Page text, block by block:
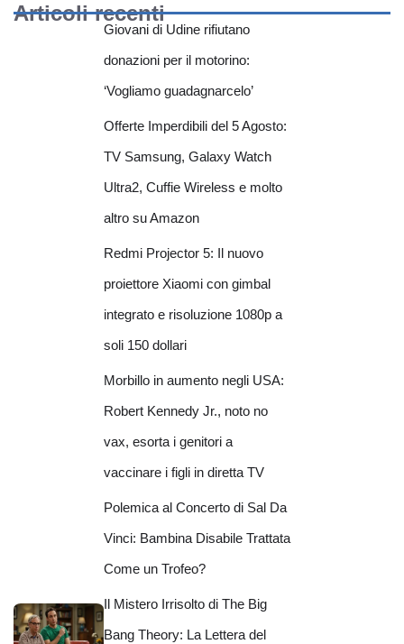
Articoli recenti
Giovani di Udine rifiutano
donazioni per il motorino:
‘Vogliamo guadagnarcelo’
Offerte Imperdibili del 5 Agosto:
TV Samsung, Galaxy Watch
Ultra2, Cuffie Wireless e molto
altro su Amazon
Redmi Projector 5: Il nuovo
proiettore Xiaomi con gimbal
integrato e risoluzione 1080p a
soli 150 dollari
Morbillo in aumento negli USA:
Robert Kennedy Jr., noto no
vax, esorta i genitori a
vaccinare i figli in diretta TV
Polemica al Concerto di Sal Da
Vinci: Bambina Disabile Trattata
Come un Trofeo?
Il Mistero Irrisolto di The Big
Bang Theory: La Lettera del